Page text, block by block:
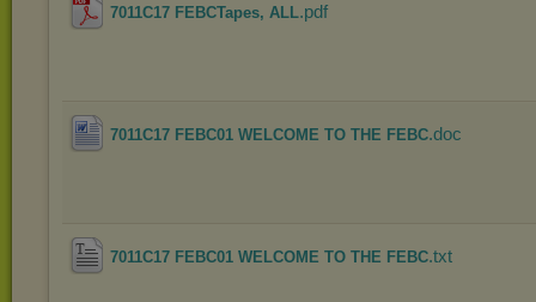
7011C17 FEBCTapes, ALL.pdf
7011C17 FEBC01 WELCOME TO THE FEBC.doc
7011C17 FEBC01 WELCOME TO THE FEBC.txt